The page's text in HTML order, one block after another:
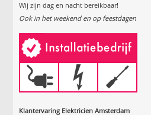
Wij zijn dag en nacht bereikbaar!
Ook in het weekend en op feestdagen
Klantervaring Elektricien Amsterdam